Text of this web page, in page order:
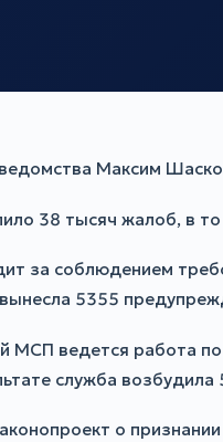
Максим
38 тысяч жалоб, в
за соблюдением
5355
МСП ведется работа
служба
о